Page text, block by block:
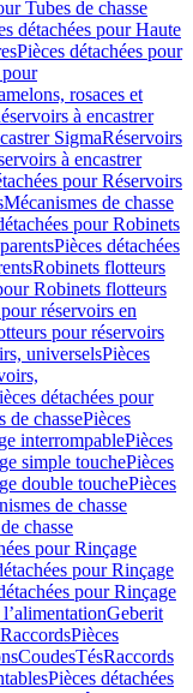
Tubes de chasse
détachées pour Haute
Pièces détachées pour
pour
rosaces et
à encastrer
SigmaRéservoirs
à encastrer
pour Réservoirs
Mécanismes de chasse
pour Robinets
Pièces détachées
Robinets flotteurs
Robinets flotteurs
réservoirs en
pour réservoirs
universelsPièces
détachées pour
de chassePièces
interrompablePièces
simple touchePièces
double touchePièces
de chasse
chasse
pour Rinçage
pour Rinçage
pour Rinçage
Geberit
RaccordsPièces
CoudesTésRaccords
Pièces détachées